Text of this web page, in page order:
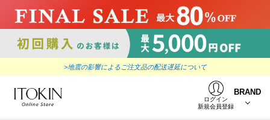
>地震の影響によるご注文品の配送遅延について
ログイン
新規会員登録
BRAND